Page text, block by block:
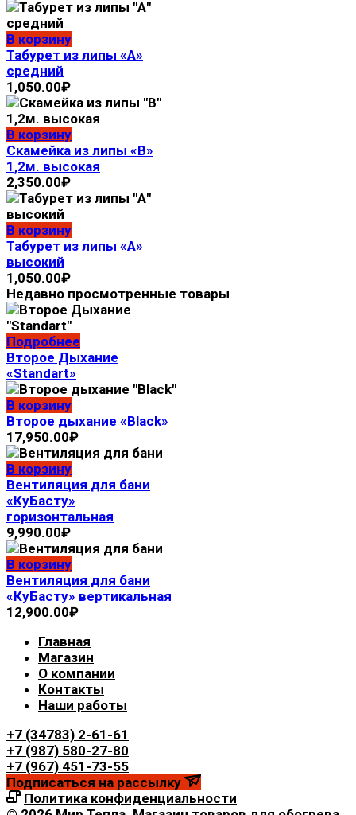
В корзину
Табурет из липы «А»
средний
1,050.00₽
В корзину
Скамейка из липы «В»
1,2м. высокая
2,350.00₽
В корзину
Табурет из липы «А»
высокий
1,050.00₽
Недавно просмотренные товары
Подробнее
Второе Дыхание
«Standart»
В корзину
Второе дыхание «Black»
17,950.00₽
В корзину
Вентиляция для бани
«КуБасту»
горизонтальная
9,990.00₽
В корзину
Вентиляция для бани
«КуБасту» вертикальная
12,900.00₽
Главная
Магазин
О компании
Контакты
Наши работы
+7 (34783) 2-61-61
+7 (987) 580-27-80
+7 (967) 451-73-55
Подписаться на рассылку
Политика конфиденциальности